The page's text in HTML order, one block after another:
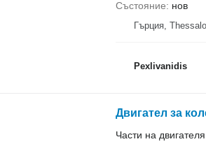
Състояние
нов
Гърция,
Pexlivanidis
Части на